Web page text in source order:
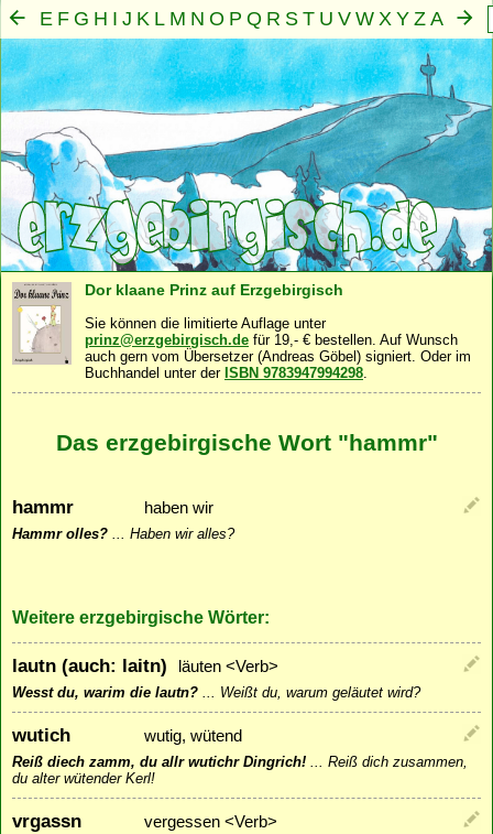
E F G H I J K L M N O P Q R S T U V W X Y Z A
B C D
Mensch·Seele·Geist·Familie·Gemeinschaft·
Dor klaane Prinz auf Erzgebirgisch
Sie können die limitierte Auflage unter
prinz@erzgebirgisch.de für 19,- € bestellen. Auf Wunsch
auch gern vom Übersetzer (Andreas Göbel) signiert. Oder im
Buchhandel unter der ISBN 9783947994298.
Das erzgebirgische Wort "hammr"
hammr haben wir
Hammr olles? ... Haben wir alles?
Weitere erzgebirgische Wörter:
lautn (auch: laitn) läuten <Verb>
Wesst du, warim die lautn? ... Weißt du, warum geläutet wird?
wutich wutig, wütend
Reiß diech zamm, du allr wutichr Dingrich! ... Reiß dich zusammen,
du alter wütender Kerl!
vrgassn vergessen <Verb>